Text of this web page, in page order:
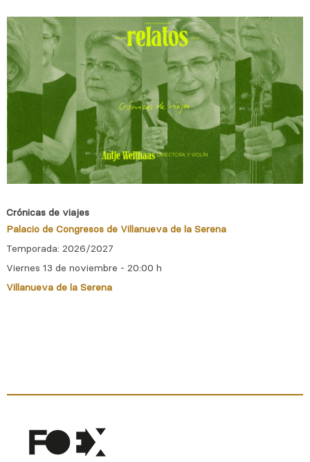
Crónicas de viajes
Palacio de Congresos de Villanueva de la Serena
Temporada: 2026/2027
Viernes 13 de noviembre - 20:00 h
Villanueva de la Serena